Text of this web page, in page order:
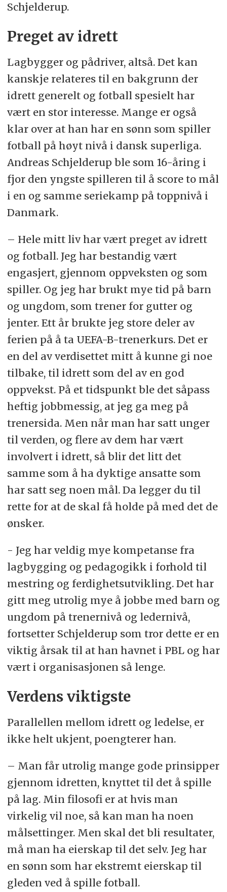
Schjelderup.
Preget av idrett
Lagbygger og pådriver, altså. Det kan
kanskje relateres til en bakgrunn der
idrett generelt og fotball spesielt har
vært en stor interesse. Mange er også
klar over at han har en sønn som spiller
fotball på høyt nivå i dansk superliga.
Andreas Schjelderup ble som 16-åring i
fjor den yngste spilleren til å score to mål
i en og samme seriekamp på toppnivå i
Danmark.
– Hele mitt liv har vært preget av idrett
og fotball. Jeg har bestandig vært
engasjert, gjennom oppveksten og som
spiller. Og jeg har brukt mye tid på barn
og ungdom, som trener for gutter og
jenter. Ett år brukte jeg store deler av
ferien på å ta UEFA-B-trenerkurs. Det er
en del av verdisettet mitt å kunne gi noe
tilbake, til idrett som del av en god
oppvekst. På et tidspunkt ble det såpass
heftig jobbmessig, at jeg ga meg på
trenersida. Men når man har satt unger
til verden, og flere av dem har vært
involvert i idrett, så blir det litt det
samme som å ha dyktige ansatte som
har satt seg noen mål. Da legger du til
rette for at de skal få holde på med det de
ønsker.
- Jeg har veldig mye kompetanse fra
lagbygging og pedagogikk i forhold til
mestring og ferdighetsutvikling. Det har
gitt meg utrolig mye å jobbe med barn og
ungdom på trenernivå og ledernivå,
fortsetter Schjelderup som tror dette er en
viktig årsak til at han havnet i PBL og har
vært i organisasjonen så lenge.
Verdens viktigste
Parallellen mellom idrett og ledelse, er
ikke helt ukjent, poengterer han.
– Man får utrolig mange gode prinsipper
gjennom idretten, knyttet til det å spille
på lag. Min filosofi er at hvis man
virkelig vil noe, så kan man ha noen
målsettinger. Men skal det bli resultater,
må man ha eierskap til det selv. Jeg har
en sønn som har ekstremt eierskap til
gleden ved å spille fotball.